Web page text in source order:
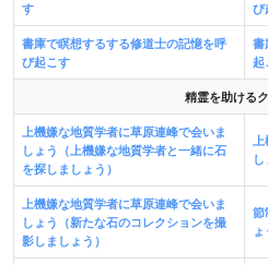
す
び
書庫で瞑想するする修道士の記憶を呼
び起こす
書
起
精霊を助ける
上機嫌な地質学者に草原連峰で会いま
しょう（上機嫌な地質学者と一緒に石
を探しましょう）
上機嫌な地質学者に草原連峰で会いま
しょう（新たな石のコレクションを撮
影しましょう）
節